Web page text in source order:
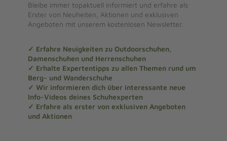
Bleibe immer topaktuell informiert und erfahre als
Erster von Neuheiten, Aktionen und exklusiven
Angeboten mit unserem kostenlosen Newsletter.
✓ Erfahre Neuigkeiten zu Outdoorschuhen,
Damenschuhen und Herrenschuhen
✓ Erhalte Expertentipps zu allen Themen rund um
Berg- und Wanderschuhe
✓ Wir informieren dich über interessante neue
Info-Videos deines Schuhexperten
✓ Erfahre als erster von exklusiven Angeboten
und Aktionen